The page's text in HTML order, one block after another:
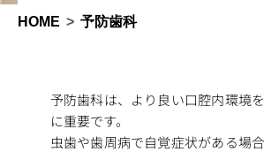
HOME 予防歯科
予防歯科は、より良い口腔内環境
に重要です。
虫歯や歯周病で自覚症状がある場